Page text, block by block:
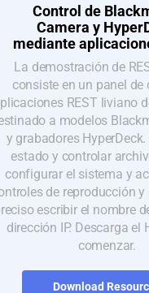
Control de
Camera y
mediante
La demostración de
consiste en un panel de
REST liviano
a modelos
y grabadores HyperDeck.
estado y controlar
configurar el sistema y
de reproducción y
escribir el nombre
dirección IP. Descarga el
comenzar.
Download